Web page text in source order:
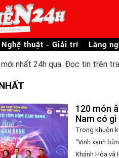
Nghệ thuật - Giải trí Làng
nhất 24h qua. Đọc tin trên
120 món
Nam có gì
Trong khuôn
“Vịnh xanh
Khánh Hòa và